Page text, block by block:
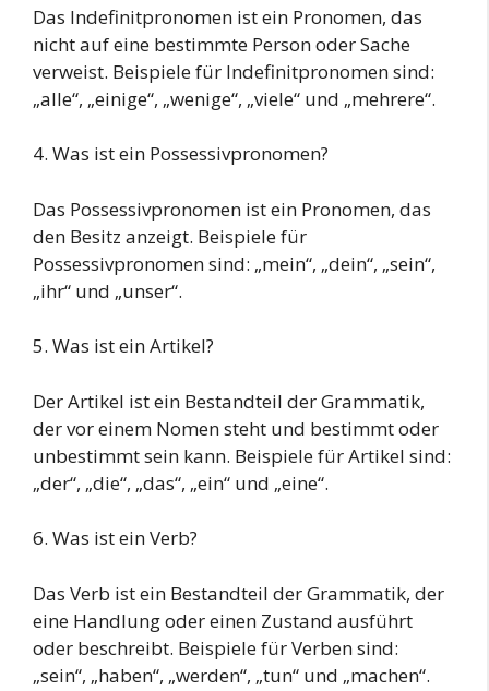
Das Indefinitpronomen ist ein Pronomen, das
nicht auf eine bestimmte Person oder Sache
verweist. Beispiele für Indefinitpronomen sind:
„alle“, „einige“, „wenige“, „viele“ und „mehrere“.
4. Was ist ein Possessivpronomen?
Das Possessivpronomen ist ein Pronomen, das
den Besitz anzeigt. Beispiele für
Possessivpronomen sind: „mein“, „dein“, „sein“,
„ihr“ und „unser“.
5. Was ist ein Artikel?
Der Artikel ist ein Bestandteil der Grammatik,
der vor einem Nomen steht und bestimmt oder
unbestimmt sein kann. Beispiele für Artikel sind:
„der“, „die“, „das“, „ein“ und „eine“.
6. Was ist ein Verb?
Das Verb ist ein Bestandteil der Grammatik, der
eine Handlung oder einen Zustand ausführt
oder beschreibt. Beispiele für Verben sind:
„sein“, „haben“, „werden“, „tun“ und „machen“.